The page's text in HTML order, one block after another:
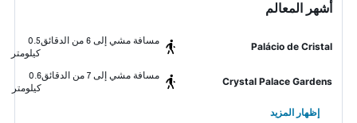
أشهر المعالم
Palácio de Cristal
مسافة مشي إلى 6 من الدقائق
0.5
كيلومتر
Crystal Palace Gardens
مسافة مشي إلى 7 من الدقائق
0.6
كيلومتر
إظهار المزيد